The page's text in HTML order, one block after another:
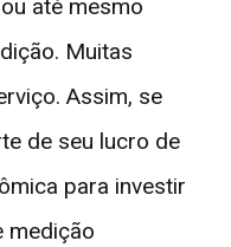
até mesmo
Muitas
Assim, se
de seu lucro de
para investir
medição